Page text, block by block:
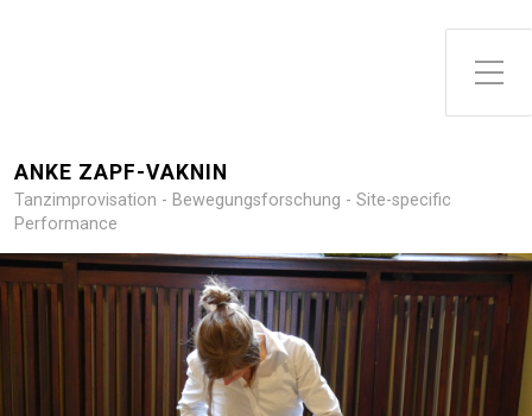
Toggle Side Menu
ANKE ZAPF-VAKNIN
Tanzimprovisation - Bewegungsforschung - Site-specific
Performance